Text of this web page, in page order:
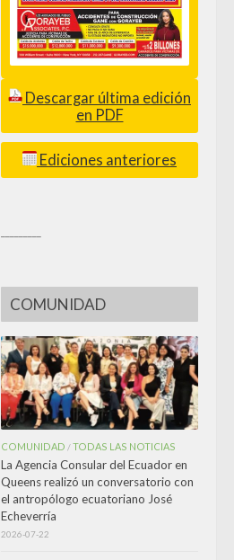
Descargar última edición
en PDF
Ediciones anteriores
COMUNIDAD
COMUNIDAD /TODAS LAS NOTICIAS
La Agencia Consular del Ecuador en
Queens realizó un conversatorio con
el antropólogo ecuatoriano José
Echeverría
2026-07-22